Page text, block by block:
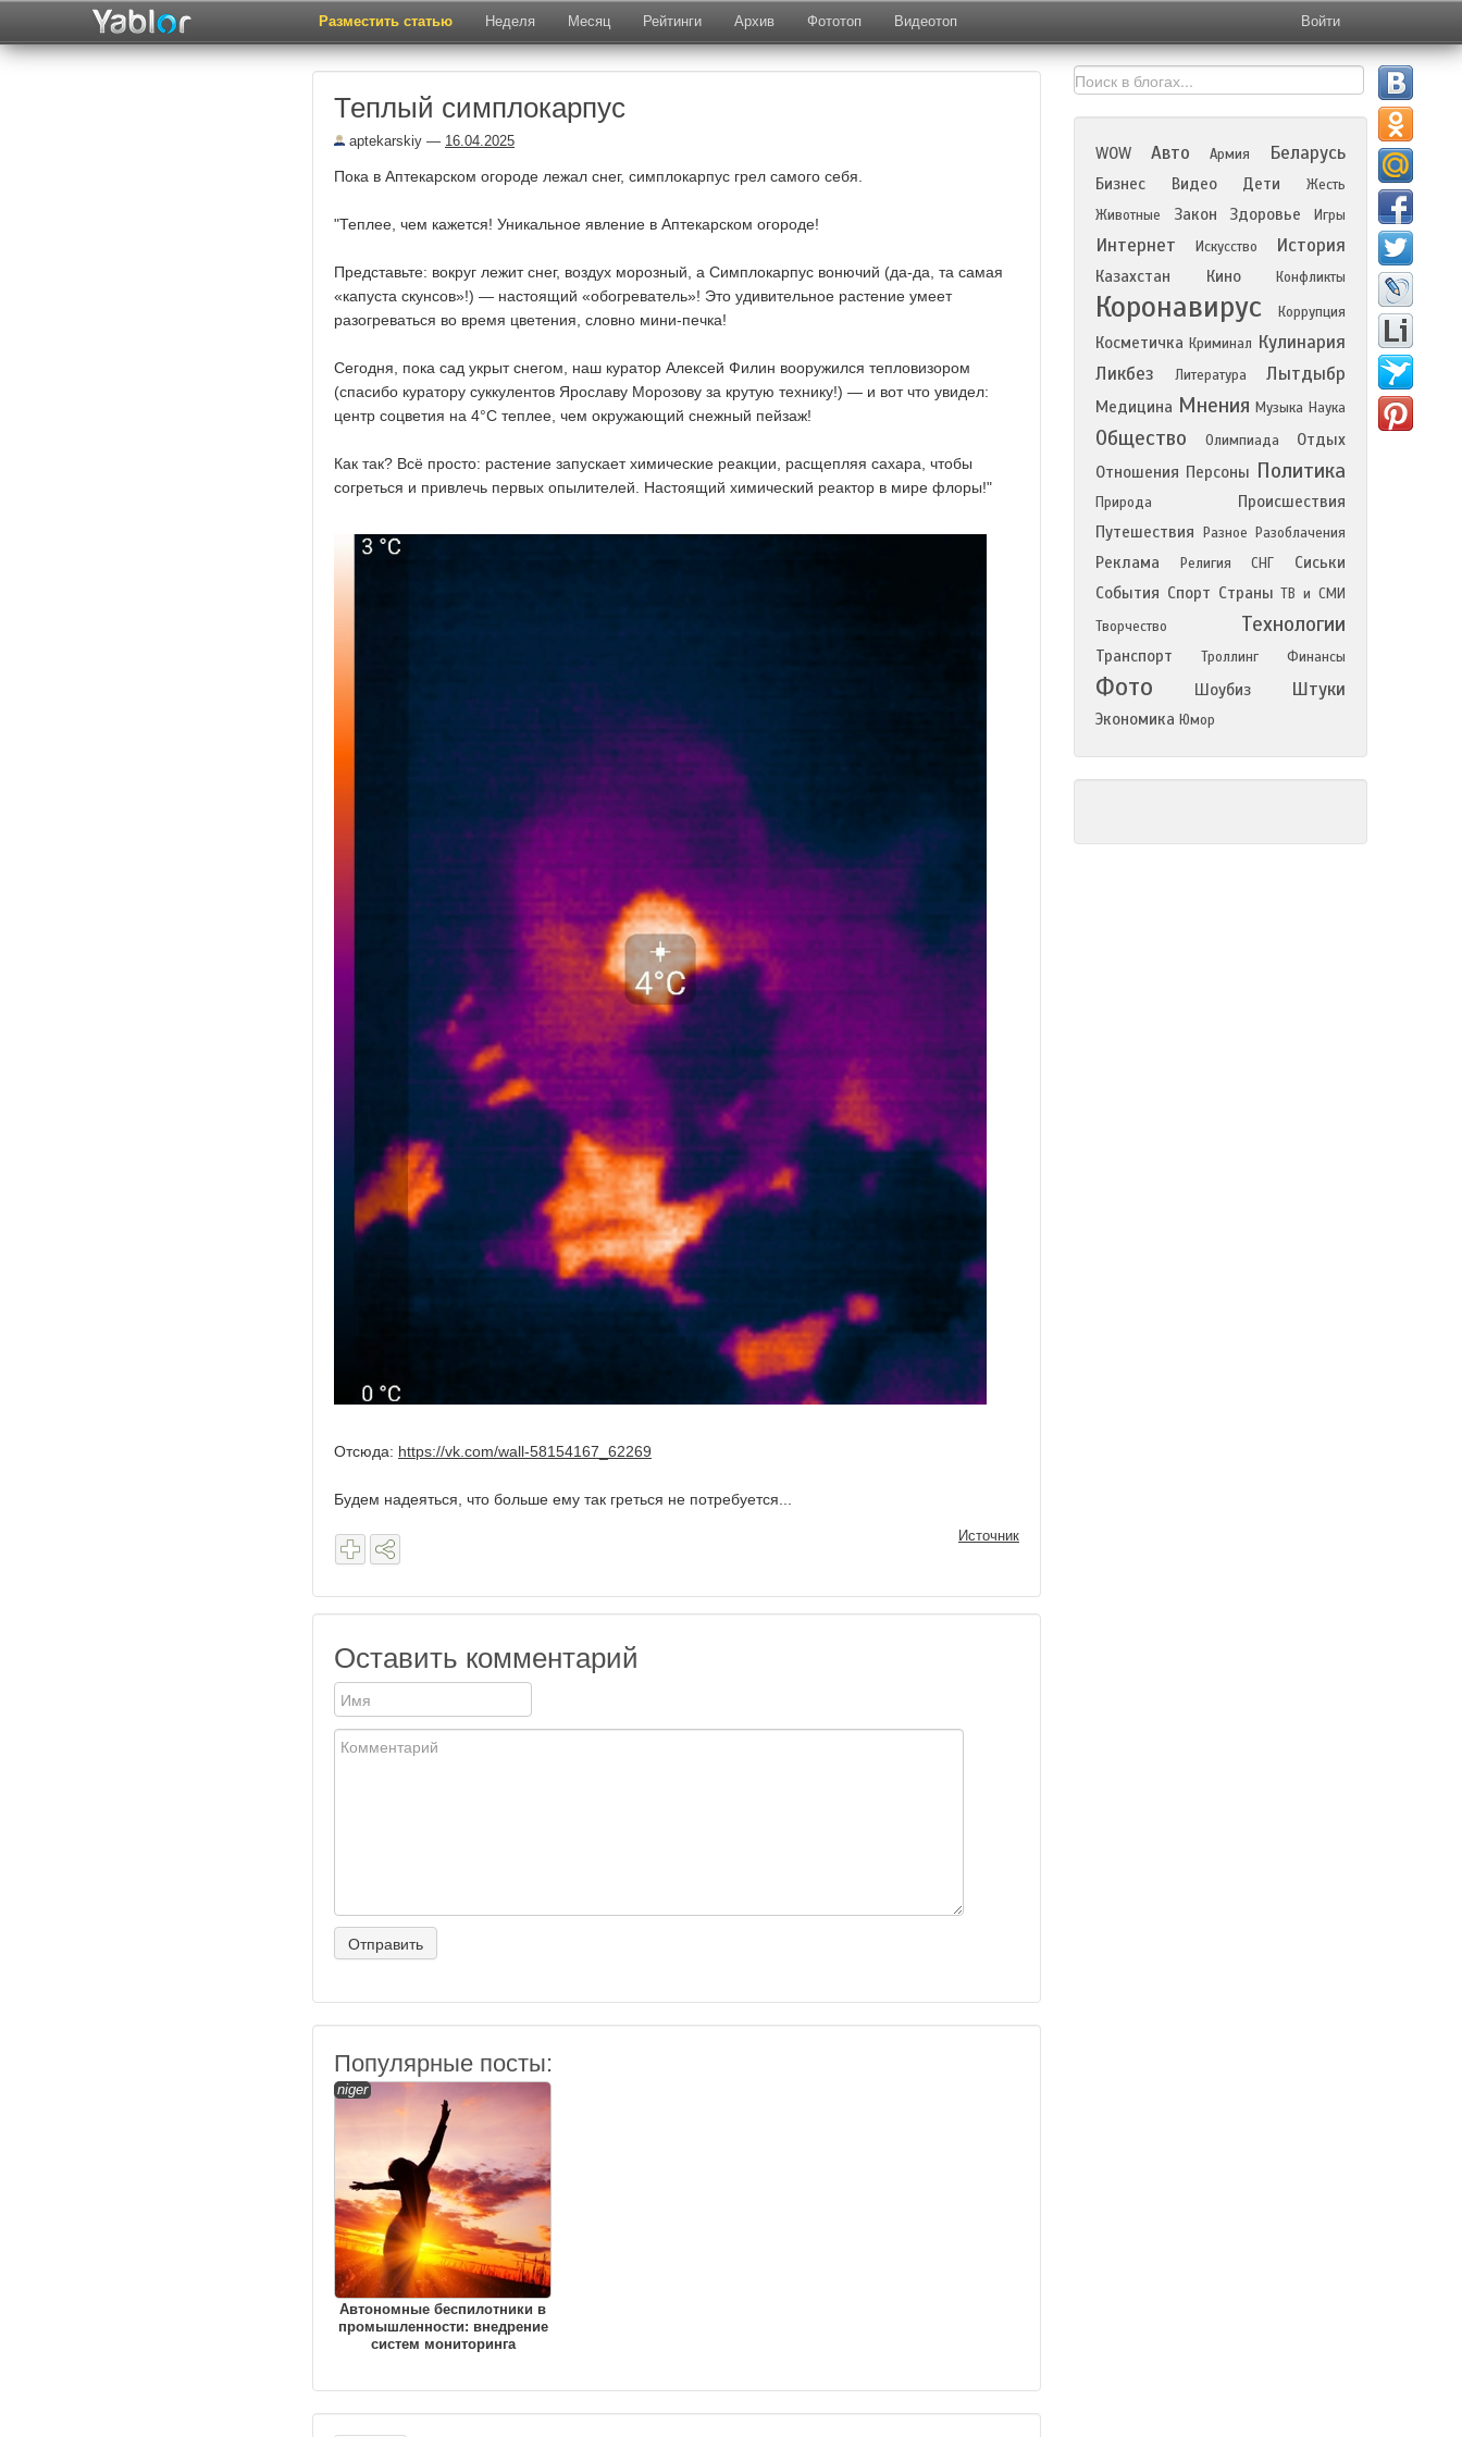
Разместить статью Неделя Месяц Рейтинги Архив Фототоп Видеотоп Войти
Теплый симплокарпус
aptekarskiy — 16.04.2025
Пока в Аптекарском огороде лежал снег, симплокарпус грел самого себя.
"Теплее, чем кажется! Уникальное явление в Аптекарском огороде!
Представьте: вокруг лежит снег, воздух морозный, а Симплокарпус вонючий (да-да, та самая
«капуста скунсов»!) — настоящий «обогреватель»! Это удивительное растение умеет
разогреваться во время цветения, словно мини-печка!
Сегодня, пока сад укрыт снегом, наш куратор Алексей Филин вооружился тепловизором
(спасибо куратору суккулентов Ярославу Морозову за крутую технику!) — и вот что увидел:
центр соцветия на 4°С теплее, чем окружающий снежный пейзаж!
Как так? Всё просто: растение запускает химические реакции, расщепляя сахара, чтобы
согреться и привлечь первых опылителей. Настоящий химический реактор в мире флоры!"
Отсюда: https://vk.com/wall-58154167_62269
Будем надеяться, что больше ему так греться не потребуется...
Источник
Оставить комментарий
Популярные посты:
niger
Автономные беспилотники в
промышленности: внедрение
систем мониторинга
WOW Авто Армия Беларусь
Бизнес Видео Дети
Жесть
Животные
Закон Здоровье Игры
Интернет Искусство История
Казахстан Кино Конфликты
Коронавирус Коррупция
Косметичка Криминал Кулинария
Ликбез
Литература Лытдыбр
Медицина Мнения Музыка Наука
Общество Олимпиада
Отдых
Отношения Персоны Политика
Природа
Происшествия
Путешествия
Разное Разоблачения
Реклама Религия СНГ
Сиськи
События Спорт Страны ТВ и СМИ
Творчество
Технологии
Транспорт Троллинг Финансы
Фото Шоубиз Штуки
Экономика Юмор